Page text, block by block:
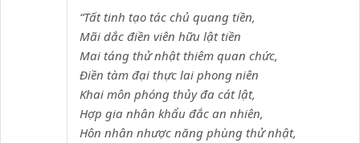
“Tất tinh tạo tác chủ quang tiền,
Mãi dắc điền viên hữu lật tiền
Mai táng thử nhật thiêm quan chức,
Điền tàm đại thực lai phong niên
Khai môn phóng thủy đa cát lật,
Hợp gia nhân khẩu đắc an nhiên,
Hôn nhân nhược năng phùng thử nhật,